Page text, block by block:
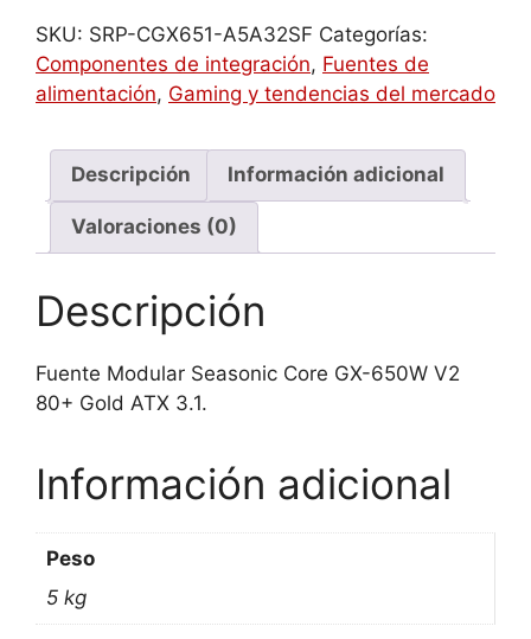
GX
650
cantidad
SKU: SRP-CGX651-A5A32SF Categorías:
Componentes de integración, Fuentes de
alimentación, Gaming y tendencias del mercado
Descripción Información adicional
Valoraciones (0)
Descripción
Fuente Modular Seasonic Core GX-650W V2
80+ Gold ATX 3.1.
Información adicional
Peso
5 kg